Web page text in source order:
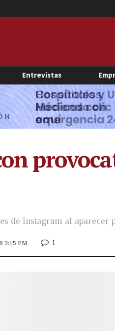
Entrevistas
de Instagram al aparecer
3:15 PM 1